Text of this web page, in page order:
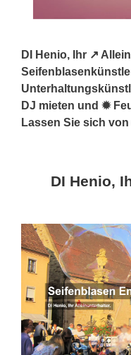
DI Henio, Ihr ↗️
DJ mieten und ✹
Lassen Sie sich
DI Henio,